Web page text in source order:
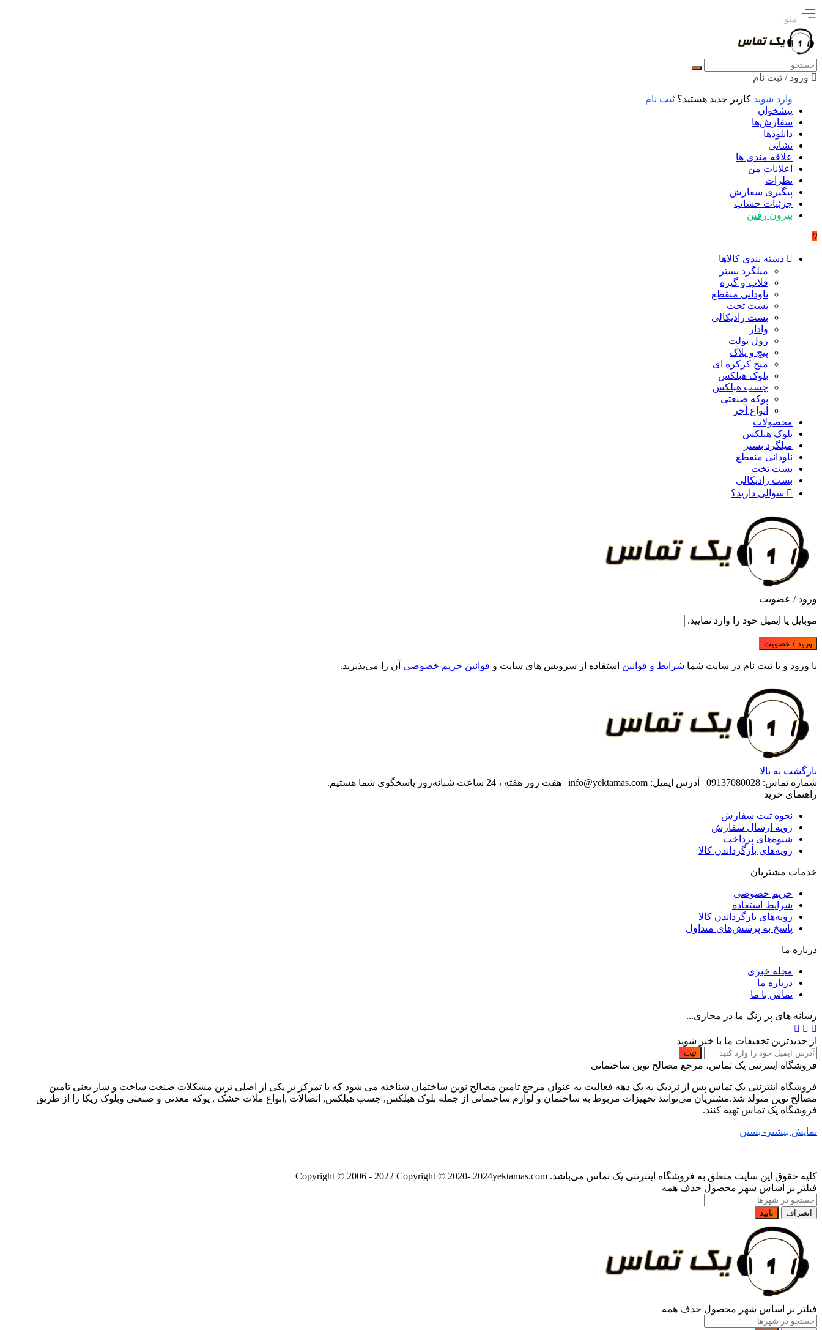
منو
ورود / ثبت نام
وارد شوید کاربر جدید هستید؟ ثبت نام
پیشخوان
سفارش‌ها
دانلودها
نشانی
علاقه مندی ها
اعلانات من
نظرات
پیگیری سفارش
جزئیات حساب
بیرون رفتن
0
دسته بندی کالاها
میلگرد بستر
قلاب و گیره
ناودانی منقطع
بست تخت
بست رادیکالی
وادار
رول بولت
پیچ و پلاک
میخ کرکره ای
بلوک هبلکس
چسب هبلکس
پوکه صنعتی
انواع آجر
محصولات
بلوک هبلکس
میلگرد بستر
ناودانی منقطع
بست تخت
بست رادیکالی
سوالی دارید؟
ورود / عضویت
موبایل یا ایمیل خود را وارد نمایید.
ورود / عضویت
با ورود و یا ثبت نام در سایت شما شرایط و قوانین استفاده از سرویس های سایت و قوانین حریم خصوصی آن را می‌پذیرید.
بازگشت به بالا
شماره تماس: 09137080028
| آدرس ایمیل: info@yektamas.com
| هفت روز هفته ، 24 ساعت شبانه‌روز پاسخگوی شما هستیم.
راهنمای خرید
نحوه ثبت سفارش
رویه ارسال سفارش
شیوه‌های پرداخت
رویه‌های بازگرداندن کالا
خدمات مشتریان
حریم خصوصی
شرایط استفاده
رویه‌های بازگرداندن کالا
پاسخ به پرسش‌های متداول
درباره ما
مجله خبری
درباره ما
تماس با ما
رسانه های پر رنگ ما در مجازی...
از جدیدترین تخفیفات ما با خبر شوید
ثبت
فروشگاه اینترنتی یک تماس، مرجع مصالح توین ساختمانی
فروشگاه اینترنتی یک تماس پس از نزدیک به یک دهه فعالیت به عنوان مرجع تامین مصالح نوین ساختمان شناخته می شود که با تمرکز بر یکی از اصلی ترین مشکلات صنعت ساخت و ساز یعنی تامین
مصالح نوین متولد شد.مشتریان می‌توانند تجهیزات مربوط به ساختمان و لوازم ساختمانی از جمله بلوک هبلکس, چسب هبلکس, اتصالات ,انواع ملات خشک , پوکه معدنی و صنعتی وبلوک ریکا را از طریق
فروشگاه یک تماس تهیه کنند.
نمایش بیشتر - بستن
کلیه حقوق این سایت متعلق به فروشگاه اینترنتی یک تماس می‌باشد. Copyright © 2006 - 2022 Copyright © 2020- 2024yektamas.com
فیلتر بر اساس شهر محصول حذف همه
انصراف تایید
فیلتر بر اساس شهر محصول حذف همه